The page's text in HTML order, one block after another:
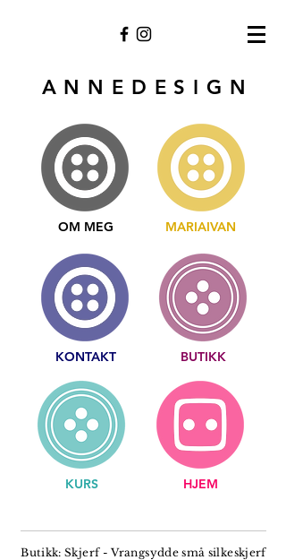
ANNEDESIGN
HJEM
KONTAKT BUTIKK
MARIAIVAN
KURS
OM MEG
Butikk: Skjerf - Vrangsydde små silkeskjerf